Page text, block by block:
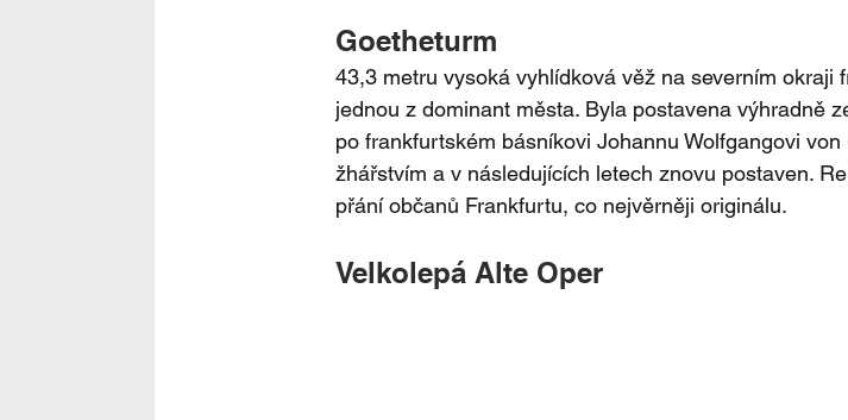
Goetheturm
43,3 metru vysoká vyhlídková věž na severním okraji
jednou z dominant města. Byla postavena výhradně
po frankfurtském básníkovi Johannu Wolfgangovi
žhářstvím a v následujících letech znovu postaven.
přání občanů Frankfurtu, co nejvěrněji originálu.
Velkolepá Alte Oper